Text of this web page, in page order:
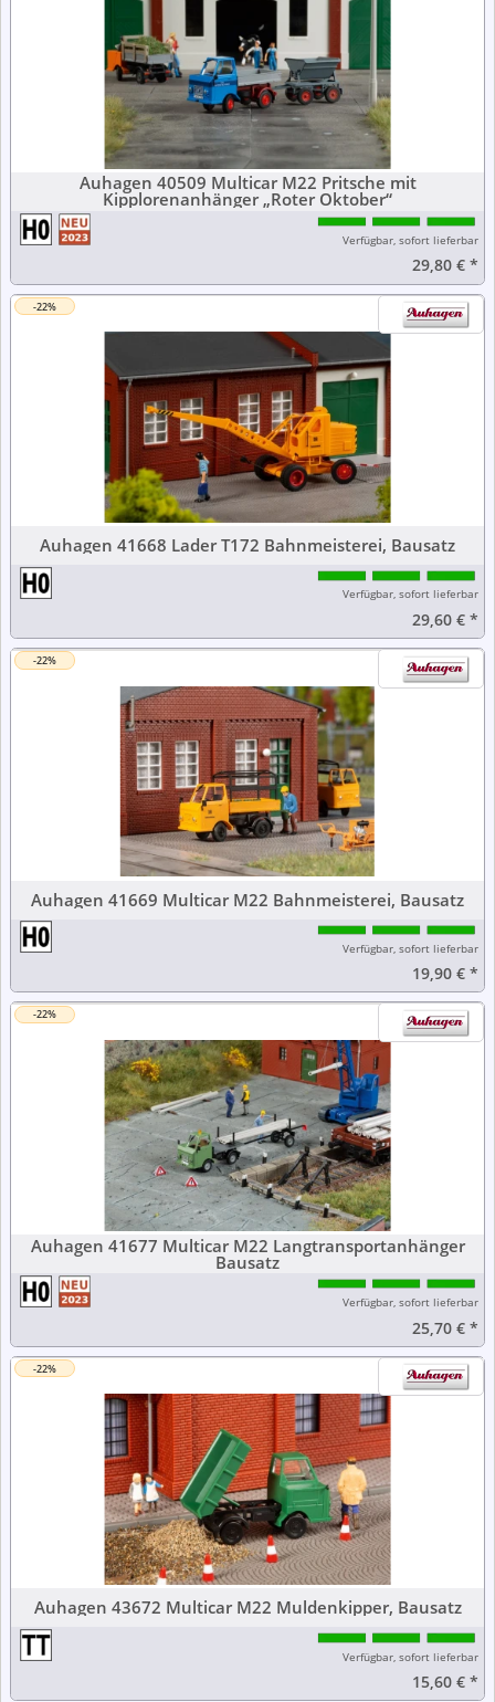
Auhagen 40509 Multicar M22 Pritsche mit
Kipplorenanhänger „Roter Oktober“
Verfügbar, sofort lieferbar
29,80 €*
-22%
Auhagen 41668 Lader T172 Bahnmeisterei, Bausatz
Verfügbar, sofort lieferbar
29,60 €*
-22%
Auhagen 41669 Multicar M22 Bahnmeisterei, Bausatz
Verfügbar, sofort lieferbar
19,90 €*
-22%
Auhagen 41677 Multicar M22 Langtransportanhänger
Bausatz
Verfügbar, sofort lieferbar
25,70 €*
-22%
Auhagen 43672 Multicar M22 Muldenkipper, Bausatz
Verfügbar, sofort lieferbar
15,60 €*